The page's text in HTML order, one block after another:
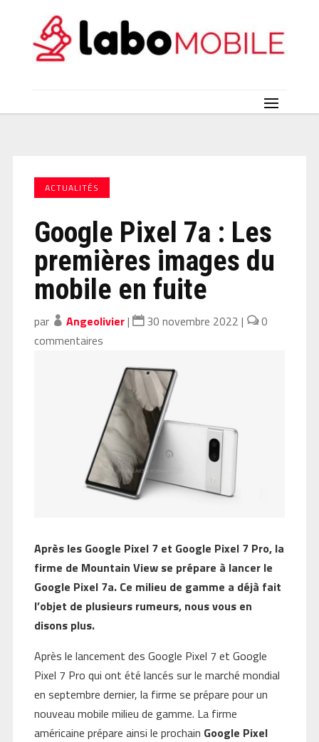
ACTUALITÉS
Google Pixel 7a : Les
premières images du
mobile en fuite
par Angeolivier| 30 novembre 2022 |
0
commentaires
Après les Google Pixel 7 et Google Pixel 7 Pro, la
firme de Mountain View se prépare à lancer le
Google Pixel 7a. Ce milieu de gamme a déjà fait
l’objet de plusieurs rumeurs, nous vous en
disons plus.
Après le lancement des Google Pixel 7 et Google
Pixel 7 Pro qui ont été lancés sur le marché mondial
en septembre dernier, la firme se prépare pour un
nouveau mobile milieu de gamme. La firme
américaine prépare ainsi le prochain Google Pixel